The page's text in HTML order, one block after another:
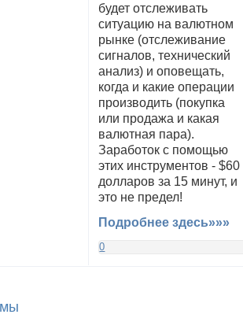
будет отслеживать
ситуацию на валютном
рынке (отслеживание
сигналов, технический
анализ) и оповещать,
когда и какие операции
производить (покупка
или продажа и какая
валютная пара).
Заработок с помощью
этих инструментов - $60
долларов за 15 минут, и
это не предел!
Подробнее здесь»»»
0